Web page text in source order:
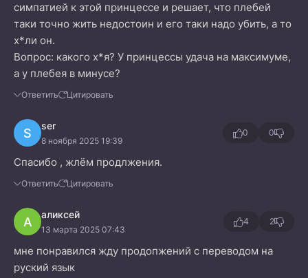
симпатией к этой принцессе и решает, что плебей
таки точно жить недостоин и его таки надо убить, а то
х*ли он.
Вопрос: какого х*я? У принцессы удача на максимуме,
а у плебея в минусе?
Ответить Цитировать
S ser
8 ноября 2025 19:39
0 0
Спасибо , жлём продлжения.
Ответить Цитировать
А аликсей
13 марта 2025 07:43
4 2
мне понравился жду продопжений с переводом на
руский язык